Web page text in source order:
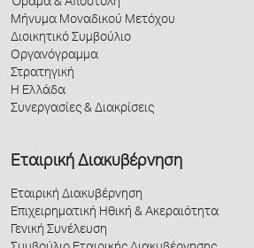
Όραμα & Αποστολή
Μήνυμα Μοναδικού Μετόχου
Διοικητικό Συμβούλιο
Οργανόγραμμα
Στρατηγική
Η Ελλάδα
Συνεργασίες & Διακρίσεις
Εταιρική Διακυβέρνηση
Εταιρική Διακυβέρνηση
Επιχειρηματική Ηθική & Ακεραιότητα
Γενική Συνέλευση